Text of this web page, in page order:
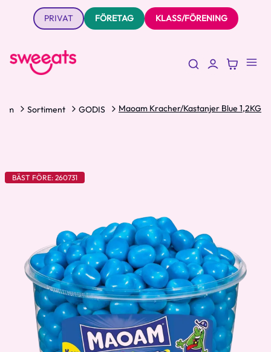
PRIVAT FÖRETAG KLASS/FÖRENING
Sortiment GODIS Maoam Kracher/Kastanjer Blue 1,2KG
BÄST FÖRE: 260731